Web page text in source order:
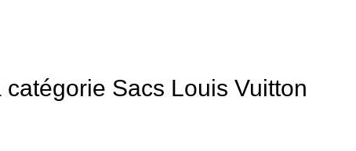
Sacs Louis Vuitton